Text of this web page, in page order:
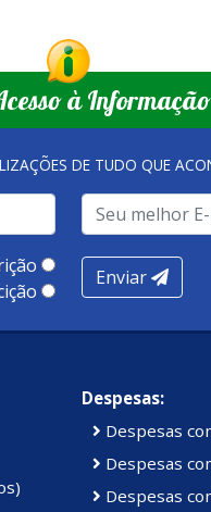
à Informação
DE TUDO QUE
Enviar
Despesas:
Despesas
Despesas
Despesas